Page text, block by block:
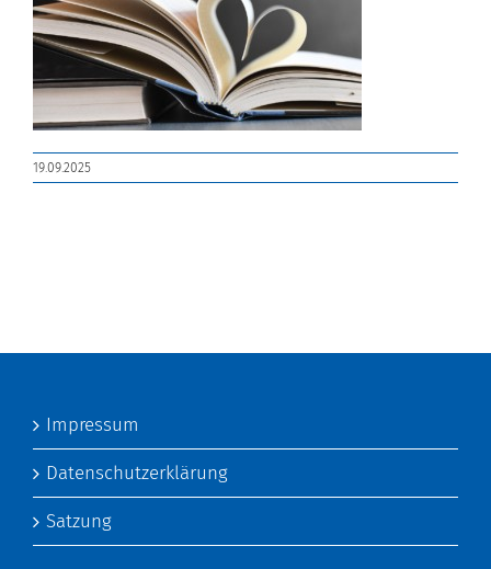
19.09.2025
Impressum
Datenschutzerklärung
Satzung